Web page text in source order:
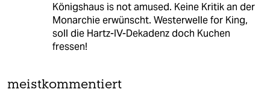
Königshaus is not amused. Keine Kritik an der
Monarchie erwünscht. Westerwelle for King,
soll die Hartz-IV-Dekadenz doch Kuchen
fressen!
meistkommentiert